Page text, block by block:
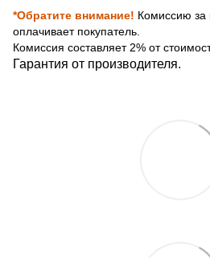
*Обратите внимание! Комиссию
оплачивает покупатель.
Комиссия составляет 2% от
Гарантия от производителя.